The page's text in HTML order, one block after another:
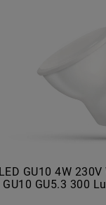
LED GU10 4W
GU10 GU5.3 300